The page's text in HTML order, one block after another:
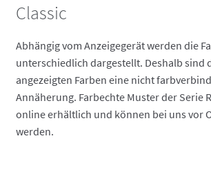
Classic
Abhängig vom Anzeigegerät werden die
unterschiedlich dargestellt. Deshalb sind
angezeigten Farben eine nicht
Annäherung. Farbechte Muster der Serie
online erhältlich und können bei uns vor
werden.